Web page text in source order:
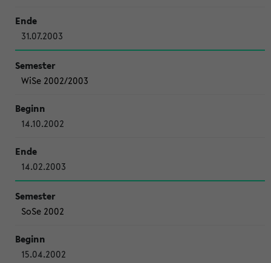
31.07.2003
WiSe 2002/2003
14.10.2002
14.02.2003
SoSe 2002
15.04.2002